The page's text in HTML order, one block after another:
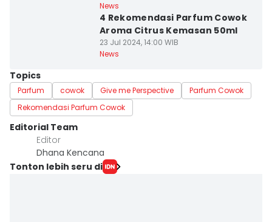
News
4 Rekomendasi Parfum Cowok
Aroma Citrus Kemasan 50ml
23 Jul 2024, 14:00 WIB
News
Topics
Parfum cowok Give me Perspective
Parfum Cowok
Rekomendasi Parfum Cowok
Editorial Team
Editor
Dhana Kencana
Tonton lebih seru di